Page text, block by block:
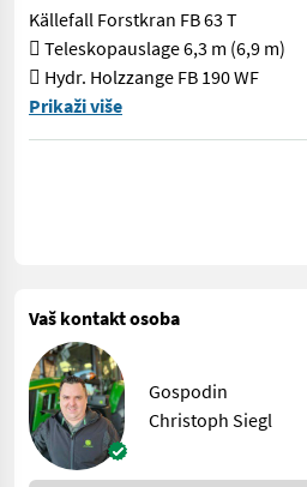
Källefall Forstkran FB 63 T
 Teleskopauslage 6,3 m (6,9 m)
 Hydr. Holzzange FB 190 WF
Källefall FB 70 – 7 Tonnen
Prikaži više
Vaš kontakt osoba
Gospodin
Christoph Siegl